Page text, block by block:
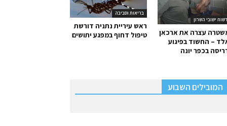
בריאות וסביבה
ראש עיריית נתניה דורשת
טיפול דחוף במפגע יתושים
ישובי השרון
עצרה את ארכאן
– החשוד בפיגוע
בכפר יונה
המובילים השבוע